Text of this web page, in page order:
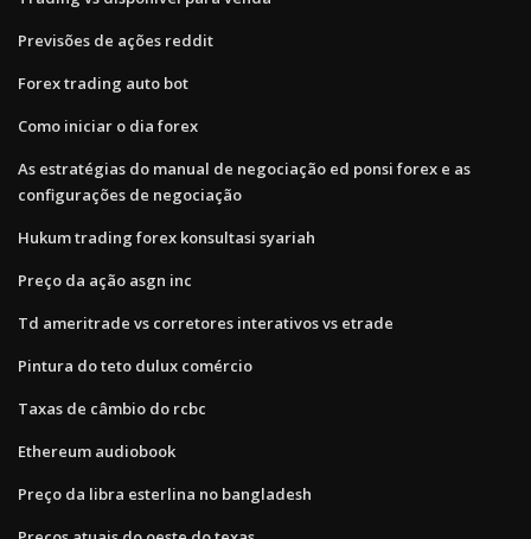
Previsões de ações reddit
Forex trading auto bot
Como iniciar o dia forex
As estratégias do manual de negociação ed ponsi forex e as
configurações de negociação
Hukum trading forex konsultasi syariah
Preço da ação asgn inc
Td ameritrade vs corretores interativos vs etrade
Pintura do teto dulux comércio
Taxas de câmbio do rcbc
Ethereum audiobook
Preço da libra esterlina no bangladesh